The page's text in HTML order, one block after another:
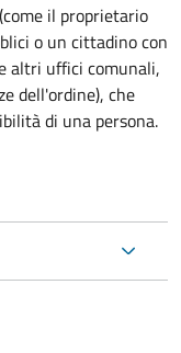
il proprietario
o un cittadino con
altri uffici comunali,
dell'ordine), che
di una persona.